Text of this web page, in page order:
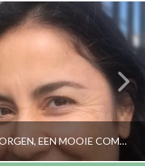
BABOR EN GOED VOOR JEZELF ZORGEN, EEN MOOIE COMBINATIE